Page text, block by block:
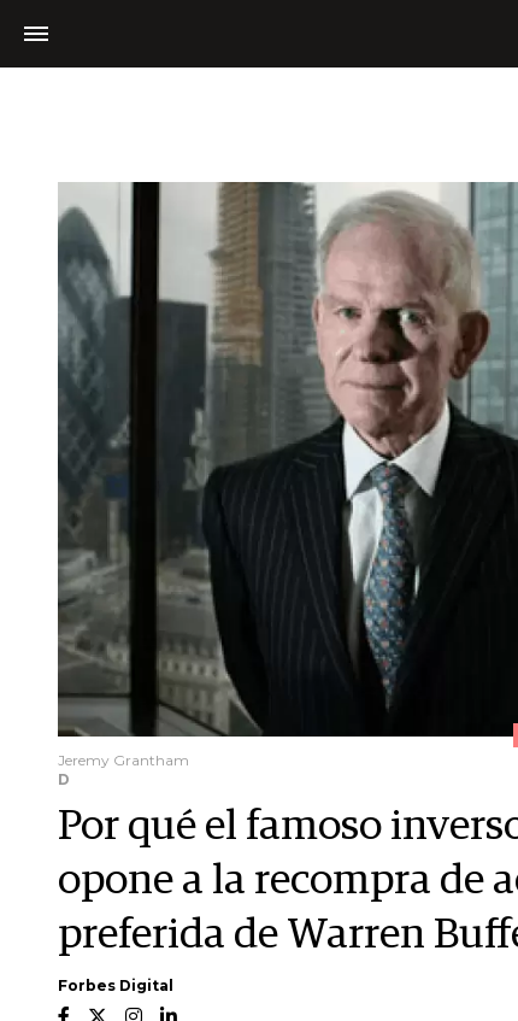
Jeremy Grantham
D
Por qué el famoso
opone a la recompra de
preferida de Warren
Forbes Digital